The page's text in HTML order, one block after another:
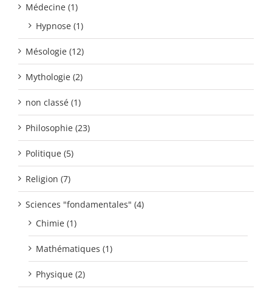
Médecine (1)
Hypnose (1)
Mésologie (12)
Mythologie (2)
non classé (1)
Philosophie (23)
Politique (5)
Religion (7)
Sciences "fondamentales" (4)
Chimie (1)
Mathématiques (1)
Physique (2)